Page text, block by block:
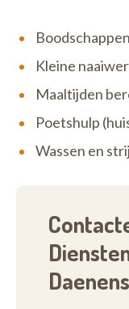
Kleine
Maaltijden
Poetshulp
Wassen en